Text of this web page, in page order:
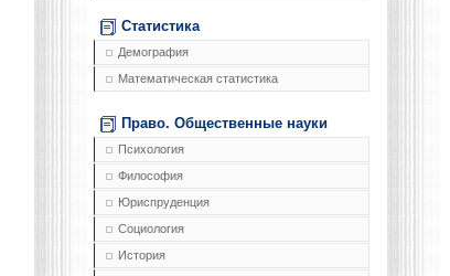
Статистика
Демография
Математическая статистика
Право. Общественные науки
Психология
Философия
Юриспруденция
Социология
История